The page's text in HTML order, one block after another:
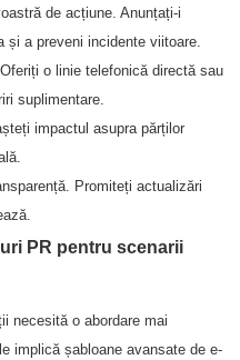
de acțiune. Anunțați-i
și a preveni incidente viitoare.
o linie telefonică directă sau
suplimentare.
impactul asupra părților
Promiteți actualizări
PR pentru scenarii
necesită o abordare mai
implică șabloane avansate de e-